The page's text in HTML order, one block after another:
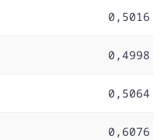
0,5016
0,4998
0,5064
0,6076